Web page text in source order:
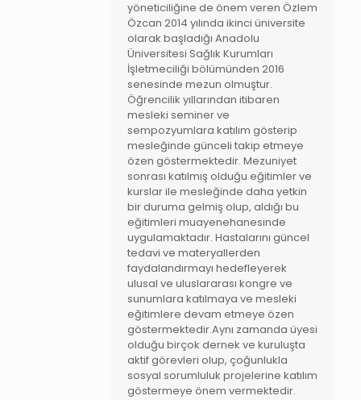
yöneticiliğine de önem veren Özlem
Özcan 2014 yılında ikinci üniversite
olarak başladığı Anadolu
Üniversitesi Sağlık Kurumları
İşletmeciliği bölümünden 2016
senesinde mezun olmuştur.
Öğrencilik yıllarından itibaren
mesleki seminer ve
sempozyumlara katılım gösterip
mesleğinde günceli takip etmeye
özen göstermektedir. Mezuniyet
sonrası katılmış olduğu eğitimler ve
kurslar ile mesleğinde daha yetkin
bir duruma gelmiş olup, aldığı bu
eğitimleri muayenehanesinde
uygulamaktadır. Hastalarını güncel
tedavi ve materyallerden
faydalandırmayı hedefleyerek
ulusal ve uluslararası kongre ve
sunumlara katılmaya ve mesleki
eğitimlere devam etmeye özen
göstermektedir.Aynı zamanda üyesi
olduğu birçok dernek ve kuruluşta
aktif görevleri olup, çoğunlukla
sosyal sorumluluk projelerine katılım
göstermeye önem vermektedir.